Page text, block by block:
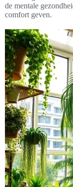
de mentale
comfort geven.